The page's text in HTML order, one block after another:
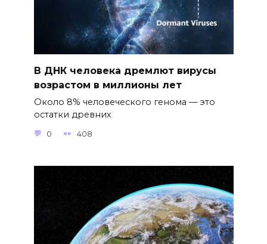
В ДНК человека дремлют вирусы
возрастом в миллионы лет
Около 8% человеческого генома — это
остатки древних
0 408